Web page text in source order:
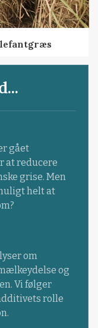
gået
at reducere
grise. Men
helt at
om
og
Vi følger
rolle